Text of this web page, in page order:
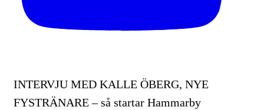
INTERVJU MED KALLE ÖBERG, NYE
FYSTRÄNARE – så startar Hammarby